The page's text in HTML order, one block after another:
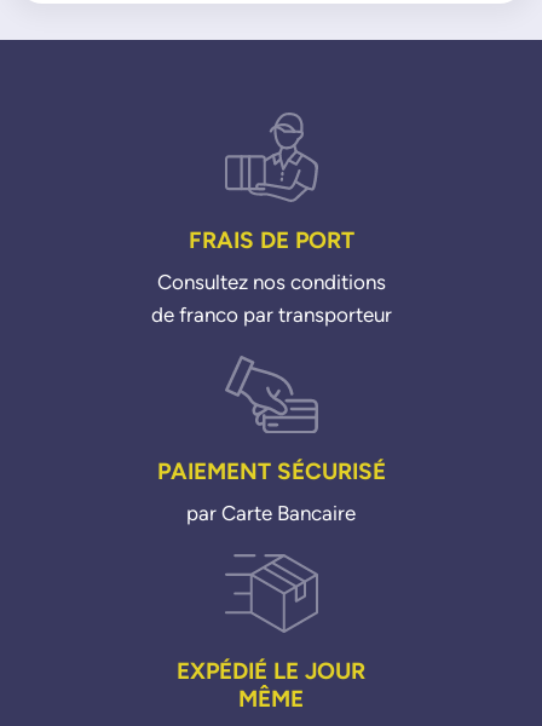
FRAIS DE PORT
Consultez nos conditions
de franco par transporteur
PAIEMENT SÉCURISÉ
par Carte Bancaire
EXPÉDIÉ LE JOUR
MÊME